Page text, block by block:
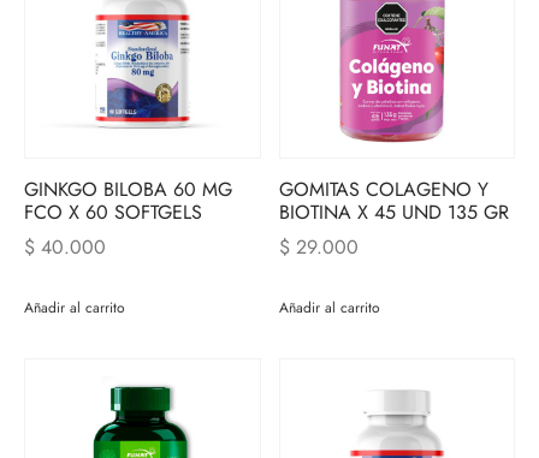
GINKGO BILOBA 60 MG
FCO X 60 SOFTGELS
$ 40.000
Añadir al carrito
GOMITAS COLAGENO Y
BIOTINA X 45 UND 135 GR
$29.000
Añadir al carrito